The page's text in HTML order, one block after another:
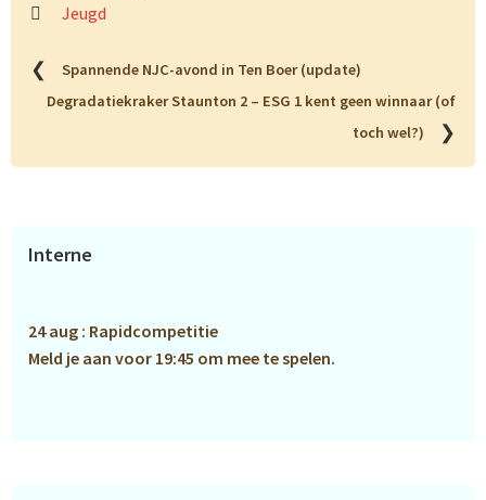
Jeugd
❮
Spannende NJC-avond in Ten Boer (update)
Degradatiekraker Staunton 2 – ESG 1 kent geen winnaar (of
toch wel?)
❯
Primaire
Interne
24 aug : Rapidcompetitie
Meld je aan voor 19:45 om mee te spelen.